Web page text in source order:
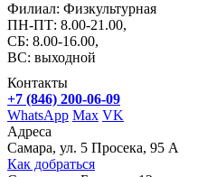
Филиал: Физкультурная
ПН-ПТ: 8.00-21.00,
СБ: 8.00-16.00,
ВС: выходной
Контакты
+7 (846) 200-06-09
WhatsApp Max VK
Адреса
Самара, ул. 5 Просека, 95 А
Как добраться